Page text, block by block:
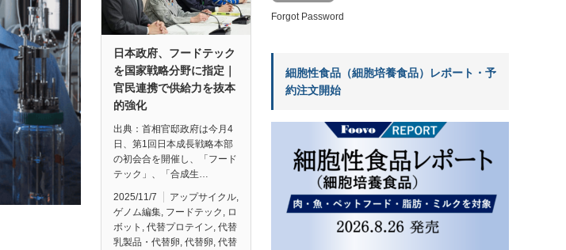
日本政府、フードテック
を国家戦略分野に指定｜
官民連携で供給力を抜本
的強化
出典：首相官邸政府は今月4
日、第1回日本成長戦略本部
の初会合を開催し、「フード
テック」、「合成生…
2025/11/7 アップサイクル,
ゲノム編集, フードテック , ロ
ボット , 代替プロテイン, 代替
乳製品・代替卵, 代替卵, 代替
Forgot Password
細胞性食品（細胞培養食品）レポート・予
約注文開始